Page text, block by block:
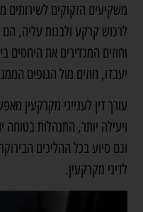
משקיעים הזקוקים לשירותים
לרכוש קרקע ולבנות עליה,
וחוזים המגדירים את היחסים
יעבדו, חוזים מול הגופים
עורך דין לענייני מקרקעין
ויעילה יותר, התנהלות בטוחה
וגם סיוע בכל ההליכים
לדיני מקרקעין.